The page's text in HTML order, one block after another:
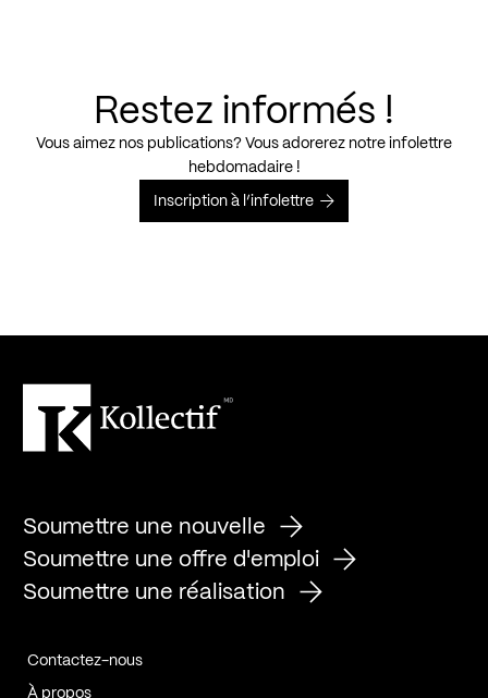
Restez informés !
Vous aimez nos publications? Vous adorerez notre infolettre
hebdomadaire !
Inscription à l’infolettre
Soumettre une nouvelle
Soumettre une offre d'emploi
Soumettre une réalisation
Contactez-nous
À propos